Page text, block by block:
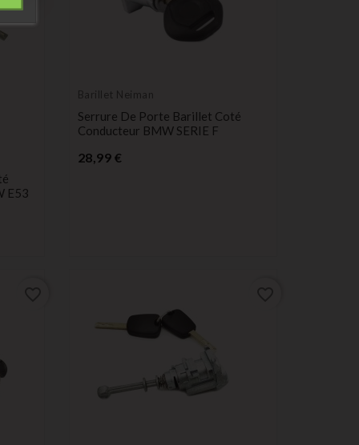
E53
Barillet Neiman
Serrure De Porte Barillet Coté
Conducteur BMW SERIE F
28,99 €